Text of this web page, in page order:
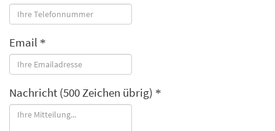
Email
Nachricht (500 Zeichen übrig)